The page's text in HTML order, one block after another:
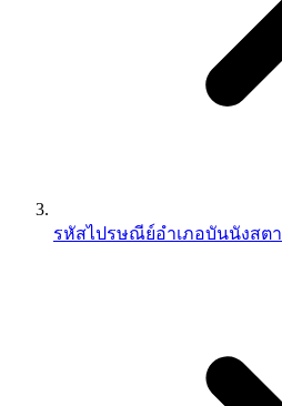
รหัสไปรษณีย์อำเภอบันนังสตา